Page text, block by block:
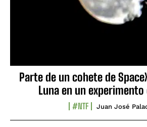
Parte de un cohete de
Luna en un
#NTF Juan José